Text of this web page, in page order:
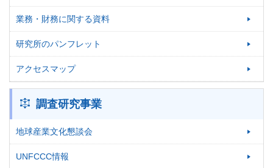
業務・財務に関する資料
研究所のパンフレット
アクセスマップ
調査研究事業
地球産業文化懇談会
UNFCCC情報